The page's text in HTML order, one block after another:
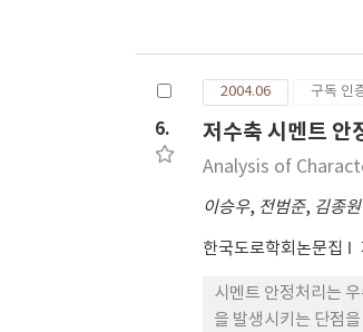
시험시공이 이루어
래브에서 발생하였
기균열에 따라 영향
그렇지 않은 균열보
6.
2004.06 구독 인
저수축 시멘트 안
Analysis of
이승우, 전범준, 김종원
한국도로학회논문집
시멘트 안정처리는
을 발생시키는 단점